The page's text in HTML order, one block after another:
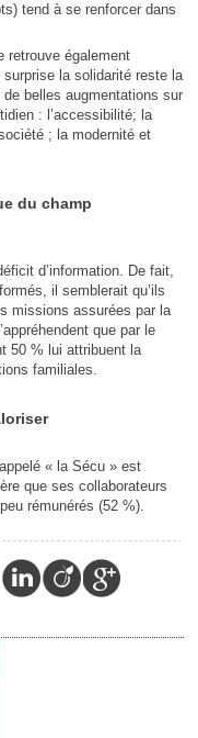
tend à se renforcer dans
retrouve également
la solidarité reste la
belles augmentations sur
: l’accessibilité; la
; la modernité et
du champ
d’information. De fait,
il semblerait qu’ils
missions assurées par la
que par le
50 % lui attribuent la
familiales.
« la Sécu » est
que ses collaborateurs
rémunérés (52 %).